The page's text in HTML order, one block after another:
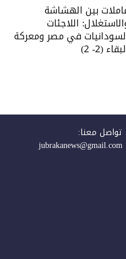
بين الهشاشة
اللاجئات
في مصر ومعركة
(2- 2)
تواصل معنا:
jubrakanews@gmail.com